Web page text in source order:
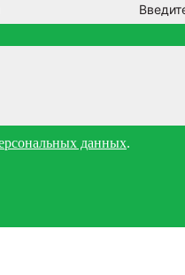
данных.